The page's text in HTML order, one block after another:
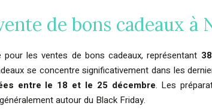
de bons cadeaux à
les ventes de bons cadeaux, représentant
se concentre significativement dans les
entre le 18 et le 25 décembre. Les
autour du Black Friday.